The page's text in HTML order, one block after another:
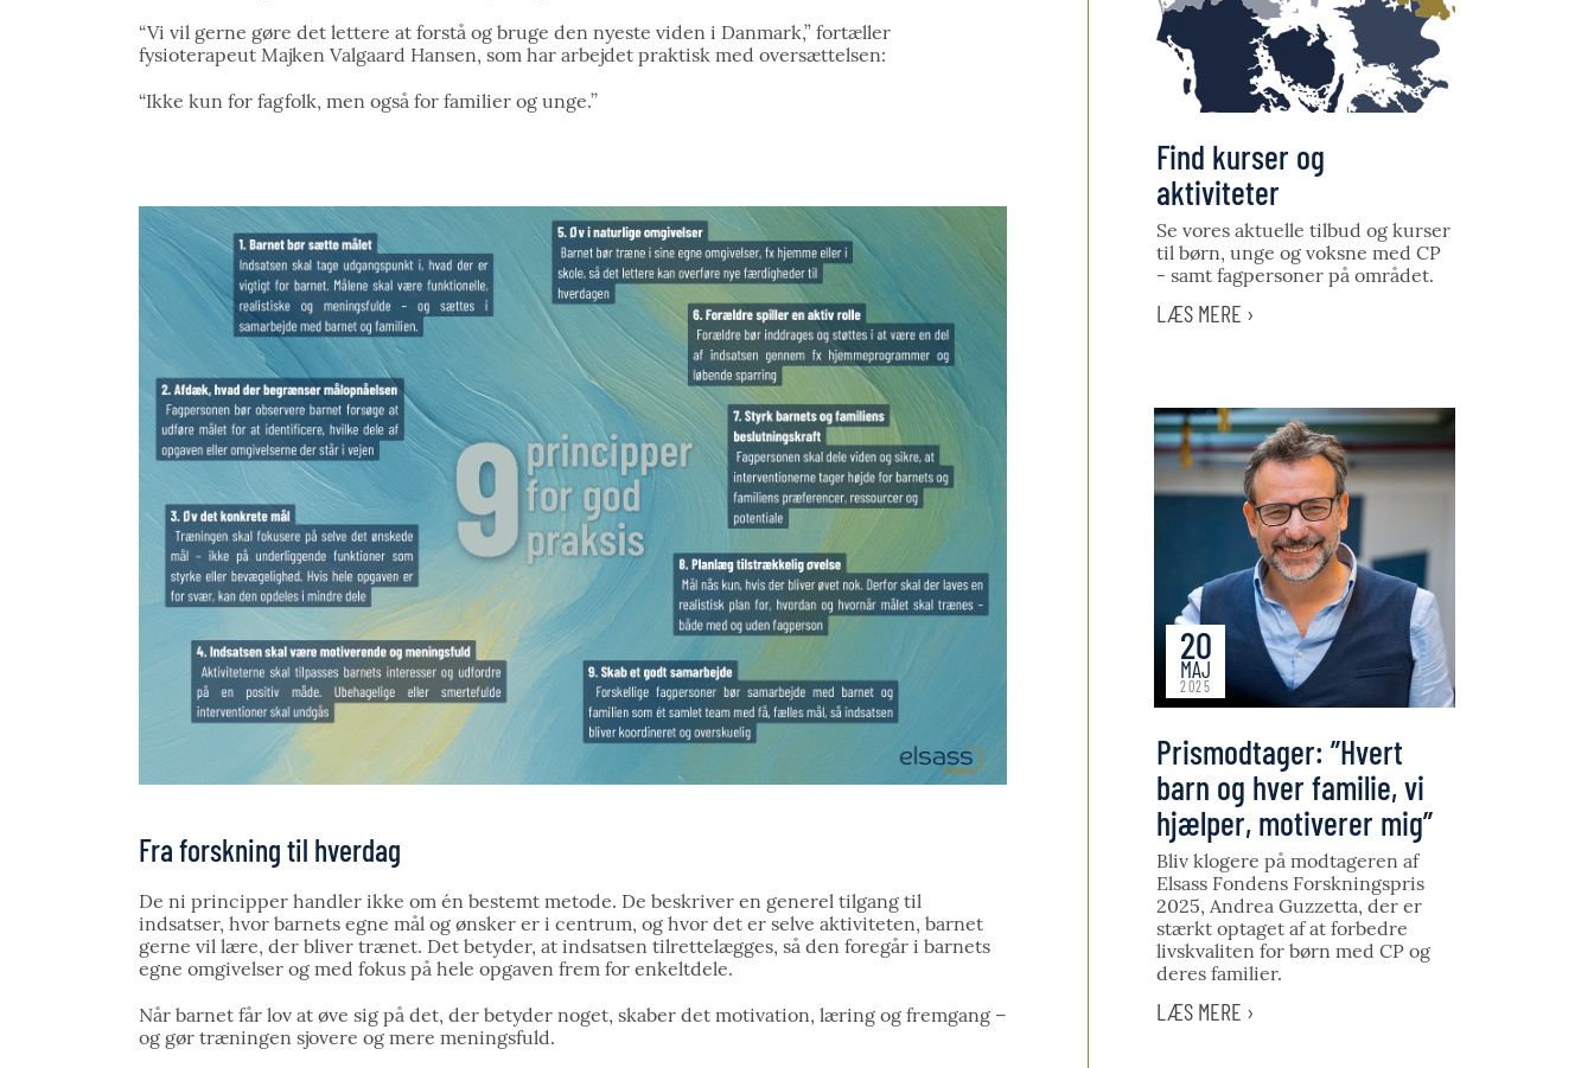
“Vi vil gerne gøre det lettere at forstå og bruge den nyeste viden i Danmark,” fortæller
fysioterapeut Majken Valgaard Hansen, som har arbejdet praktisk med oversættelsen:
“Ikke kun for fagfolk, men også for familier og unge.’’
Fra forskning til hverdag
De ni principper handler ikke om én bestemt metode. De beskriver en generel tilgang til
indsatser, hvor barnets egne mål og ønsker er i centrum, og hvor det er selve aktiviteten, barnet
gerne vil lære, der bliver trænet. Det betyder, at indsatsen tilrettelægges, så den foregår i barnets
egne omgivelser og med fokus på hele opgaven frem for enkeltdele.
Når barnet får lov at øve sig på det, der betyder noget, skaber det motivation, læring og fremgang –
og gør træningen sjovere og mere meningsfuld.
Find kurser og
aktiviteter
Se vores aktuelle tilbud og kurser
til børn, unge og voksne med CP
- samt fagpersoner på området.
LÆS MERE ›
20
MAJ
2025
Prismodtager: ”Hvert
barn og hver familie, vi
hjælper, motiverer mig”
Bliv klogere på modtageren af
Elsass Fondens Forskningspris
2025, Andrea Guzzetta, der er
stærkt optaget af at forbedre
livskvaliten for børn med CP og
deres familier.
LÆS MERE ›